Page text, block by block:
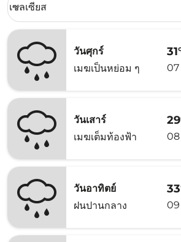
เซลเซียส
keyboard_arrow_down
วันศุกร์
เมฆเป็นหย่อม ๆ
07
วันเสาร์
เมฆเต็มท้องฟ้า
วันอาทิตย์
ฝนปานกลาง